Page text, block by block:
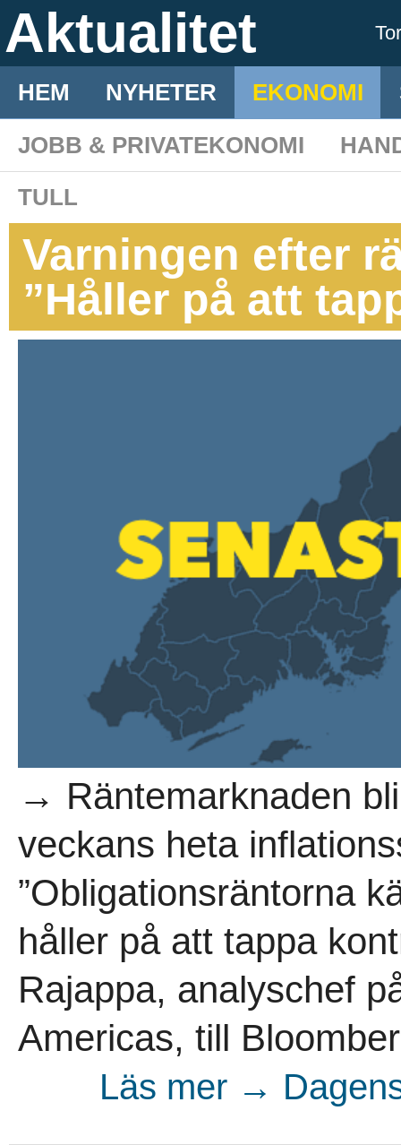
Aktualitet
HEM NYHETER EKONOMI
JOBB & PRIVATEKONOMI
TULL
Varningen efter
”Håller på att
→ Räntemarknaden
veckans heta
”Obligationsräntorna
håller på att tappa
Rajappa, analyschef
Americas, till
Läs mer →